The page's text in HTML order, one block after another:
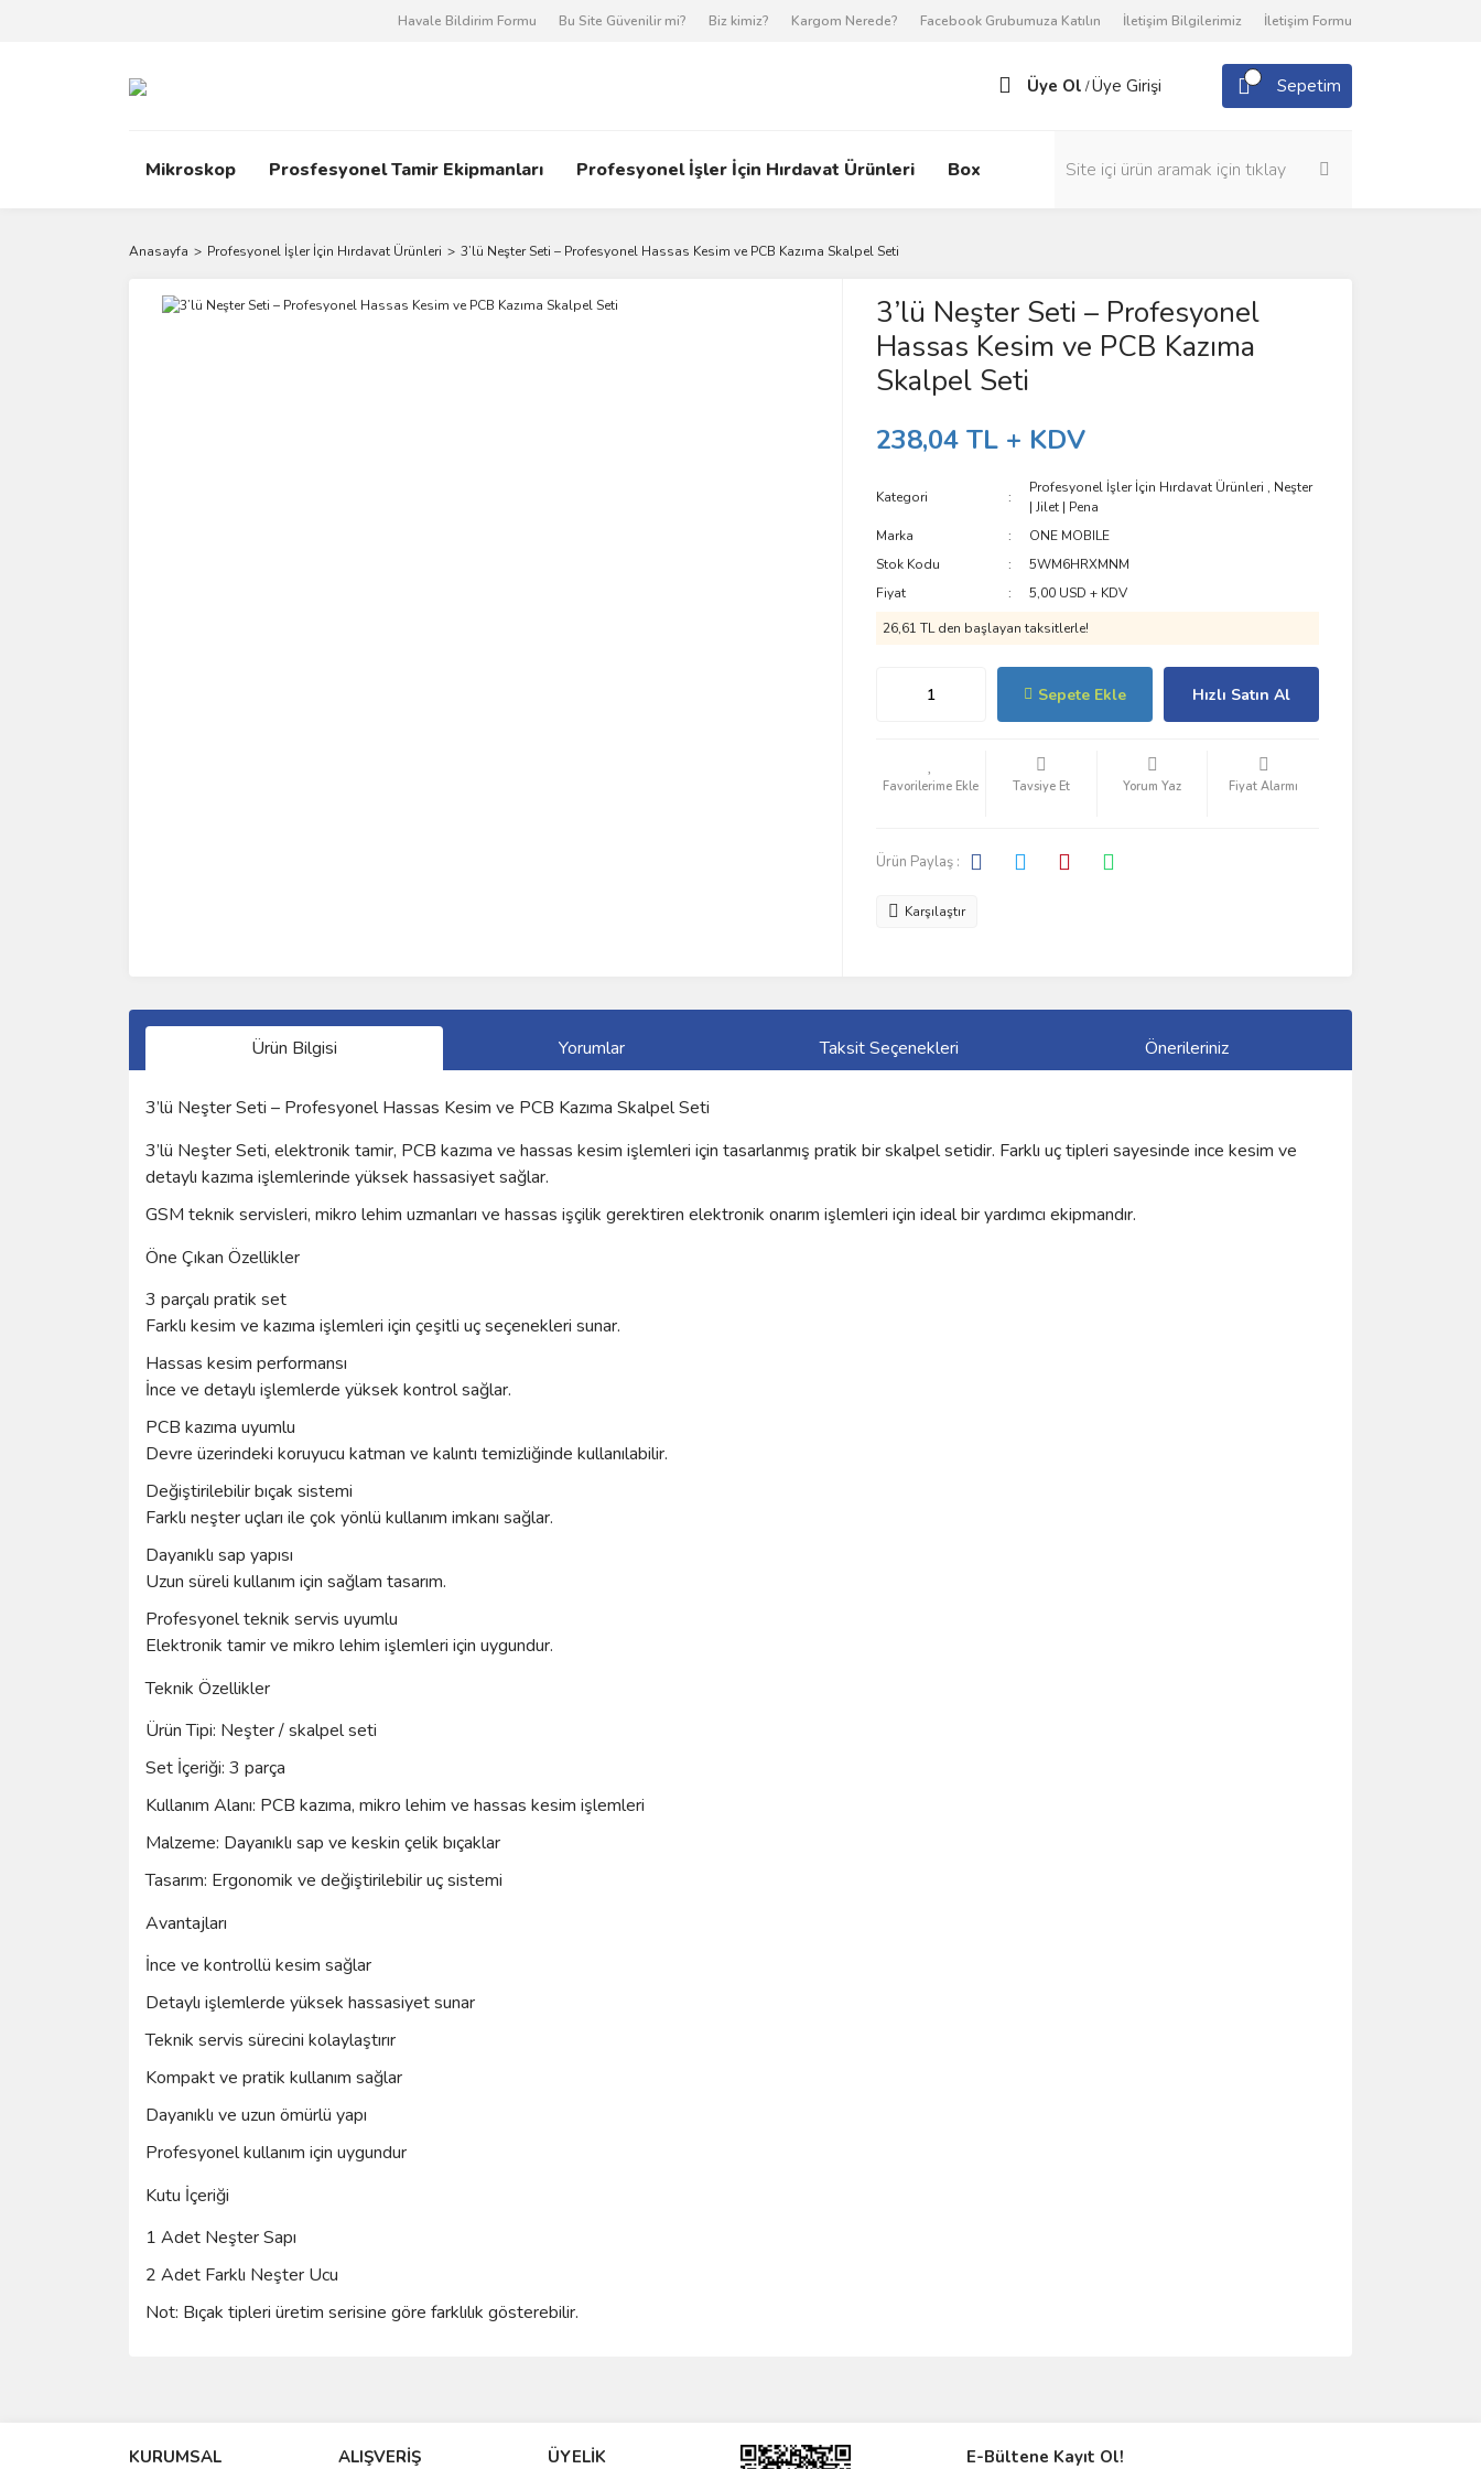
Havale Bildirim Formu Bu Site Güvenilir mi? Biz kimiz? Kargom Nerede? Facebook Grubumuza Katılın İletişim Bilgilerimiz İletişim Formu
Üye Ol /Üye Girişi Sepetim
Mikroskop Prosfesyonel Tamir Ekipmanları Profesyonel İşler İçin Hırdavat Ürünleri Box
Anasayfa Profesyonel İşler İçin Hırdavat Ürünleri 3’lü Neşter Seti – Profesyonel Hassas Kesim ve PCB Kazıma Skalpel Seti
3’lü Neşter Seti – Profesyonel
Hassas Kesim ve PCB Kazıma
Skalpel Seti
238,04 TL + KDV
Kategori
Profesyonel İşler İçin Hırdavat Ürünleri , Neşter
| Jilet | Pena
Marka
ONE MOBILE
Stok Kodu
5WM6HRXMNM
Fiyat
5,00 USD + KDV
26,61 TL den başlayan taksitlerle!
Sepete Ekle Hızlı Satın Al
Tavsiye Et Yorum Yaz Fiyat Alarmı
Ürün Paylaş :
Karşılaştır
Ürün Bilgisi Yorumlar Taksit Seçenekleri Önerileriniz
3’lü Neşter Seti – Profesyonel Hassas Kesim ve PCB Kazıma Skalpel Seti
3’lü Neşter Seti, elektronik tamir, PCB kazıma ve hassas kesim işlemleri için tasarlanmış pratik bir skalpel setidir. Farklı uç tipleri sayesinde ince kesim ve
detaylı kazıma işlemlerinde yüksek hassasiyet sağlar.
GSM teknik servisleri, mikro lehim uzmanları ve hassas işçilik gerektiren elektronik onarım işlemleri için ideal bir yardımcı ekipmandır.
Öne Çıkan Özellikler
3 parçalı pratik set
Farklı kesim ve kazıma işlemleri için çeşitli uç seçenekleri sunar.
Hassas kesim performansı
İnce ve detaylı işlemlerde yüksek kontrol sağlar.
PCB kazıma uyumlu
Devre üzerindeki koruyucu katman ve kalıntı temizliğinde kullanılabilir.
Değiştirilebilir bıçak sistemi
Farklı neşter uçları ile çok yönlü kullanım imkanı sağlar.
Dayanıklı sap yapısı
Uzun süreli kullanım için sağlam tasarım.
Profesyonel teknik servis uyumlu
Elektronik tamir ve mikro lehim işlemleri için uygundur.
Teknik Özellikler
Ürün Tipi: Neşter / skalpel seti
Set İçeriği: 3 parça
Kullanım Alanı: PCB kazıma, mikro lehim ve hassas kesim işlemleri
Malzeme: Dayanıklı sap ve keskin çelik bıçaklar
Tasarım: Ergonomik ve değiştirilebilir uç sistemi
Avantajları
İnce ve kontrollü kesim sağlar
Detaylı işlemlerde yüksek hassasiyet sunar
Teknik servis sürecini kolaylaştırır
Kompakt ve pratik kullanım sağlar
Dayanıklı ve uzun ömürlü yapı
Profesyonel kullanım için uygundur
Kutu İçeriği
1 Adet Neşter Sapı
2 Adet Farklı Neşter Ucu
Not: Bıçak tipleri üretim serisine göre farklılık gösterebilir.
Ürün resmi kalitesiz, bozuk veya görüntülenemiyor.
KURUMSAL ALIŞVERİŞ ÜYELİK E-Bültene Kayıt Ol!